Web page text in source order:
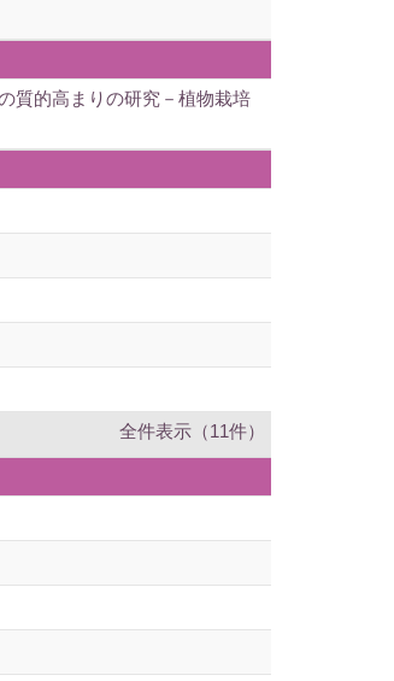
質的高まりの研究－植物栽培
全件表示（11件）